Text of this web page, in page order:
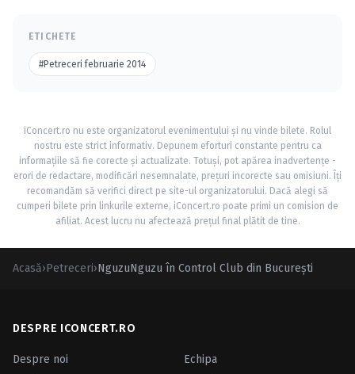
ETICHETE
#Petreceri februarie 2014
iConcert.ro nu este organizatorul evenimentului și nu vinde bilete. Rolul
nostru este strict informativ. Depunem eforturi constante pentru ca
informațiile să fie corecte și actualizate. Totuși, pot apărea inadvertențe -
erori de redactare, modificări nesemnalate, prețuri incorecte sau omisiuni. Îți
recomandăm să verifici direct pe site-ul organizatorului. Dacă alegi să
cumperi bilete prin linkurile externe, iConcert.ro poate primi un comision de
afiliat. Acest lucru nu afectează prețul final plătit de tine.
Acasă›Petreceri›NguzuNguzu în Control Club din Bucureşti
DESPRE ICONCERT.RO
Despre noi
Echipa